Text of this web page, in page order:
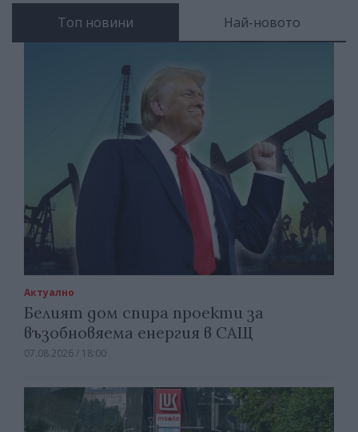
Топ новини Най-новото
Актуално
Белият дом спира проекти за
възобновяема енергия в САЩ
07.08.2026 / 18:00